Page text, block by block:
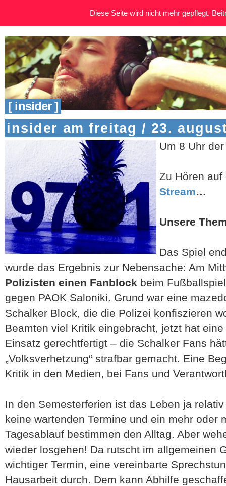
[ insider ]
insider am freitag / 23.
Um 8 Uhr der
Zu Hören
Stream…
Unsere
Das Spiel
wurde das Ergebnis zur Nebensache: Am
Polizisten einen Fanblock beim
gegen PAOK Saloniki. Grund war eine
Schalker Block, die die Polizei konfiszieren
Beamten viel Kritik eingebracht, jetzt hat
Einsatz gerechtfertigt – die Schalker Fans
„Volksverhetzung“ strafbar gemacht. Eine
Kritik in den Medien, bei Fans und
In den Semesterferien ist das Leben ja
keine wartenden Termine und ein mehr oder
Tagesablauf bestimmen den Alltag. Aber
wieder losgehen! Da rutscht im allgemeinen
wichtiger Termin, eine vereinbarte
Hausarbeit durch. Dem kann Abhilfe
Diese Seite wird nicht mehr gepflegt.